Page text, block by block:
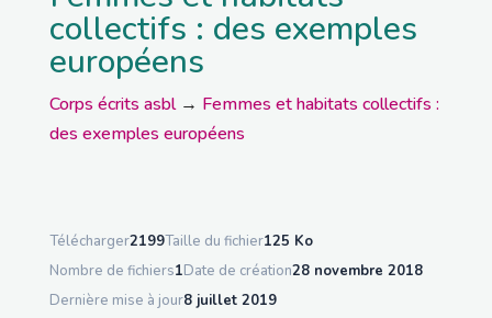
collectifs : des exemples
européens
Corps écrits asbl→ Femmes et habitats collectifs :
des exemples européens
Télécharger2199Taille du fichier125 Ko
Nombre de fichiers1Date de création28 novembre 2018
Dernière mise à jour8 juillet 2019